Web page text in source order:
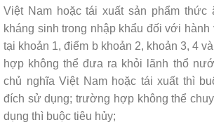
Việt Nam hoặc tái xuất sản phẩm thức
kháng sinh trong nhập khẩu đối với hành
tại khoản 1, điểm b khoản 2, khoản 3, 4
hợp không thể đưa ra khỏi lãnh thổ
chủ nghĩa Việt Nam hoặc tái xuất thì
đích sử dụng; trường hợp không thể
dụng thì buộc tiêu hủy;